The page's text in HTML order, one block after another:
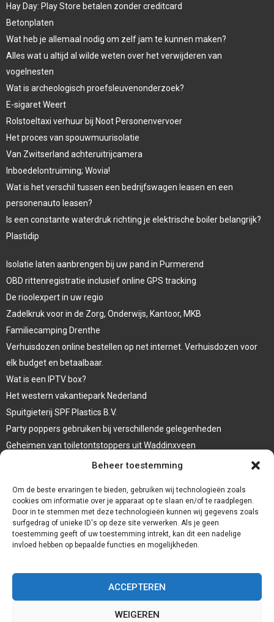
Beheer toestemming
Om de beste ervaringen te bieden, gebruiken wij technologieën zoals
cookies om informatie over je apparaat op te slaan en/of te raadplegen.
Door in te stemmen met deze technologieën kunnen wij gegevens zoals
surfgedrag of unieke ID's op deze site verwerken. Als je geen
toestemming geeft of uw toestemming intrekt, kan dit een nadelige
invloed hebben op bepaalde functies en mogelijkheden.
ACCEPTEREN
WEIGEREN
Hay Day: Play Store betalen zonder creditcard
Betonplaten
Wat heb je allemaal nodig om zelf jam te kunnen maken?
Alles wat u altijd al wilde weten over het verwijderen van
vogelnesten
Wat is archeologisch proefsleuvenonderzoek?
E-sigaret Weert
Rolstoeltaxi verhuur bij Noot Personenvervoer
Het proces van spouwmuurisolatie
Van Zwitserland achteruitrijcamera
Inboedelontruiming; Wovia!
Wat is het verschil tussen een bedrijfswagen leasen en een
personenauto leasen?
Is een constante waterdruk richting je elektrische boiler belangrijk?
Plastidip
Isolatie laten aanbrengen bij uw pand in Purmerend
OBD rittenregistratie inclusief online GPS tracking
De rioolexpert in uw regio
Zadelkruk voor in de Zorg, Onderwijs, Kantoor, MKB
Familiecamping Drenthe
Verhuisdozen online bestellen op net internet. Verhuisdozen voor
elk budget en betaalbaar.
Wat is een IPTV box?
Het western vakantiepark Nederland
Spuitgieterij SPF Plastics B.V.
Party poppers gebruiken bij verschillende gelegenheden
Geheimen van toiletontstoppers uit Waddinxveen
Vormen van terrasaankleding